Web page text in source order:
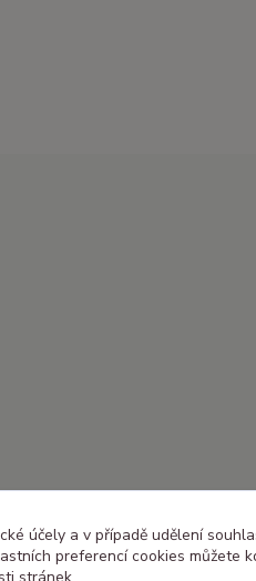
účely a v případě udělení
preferencí cookies můžete